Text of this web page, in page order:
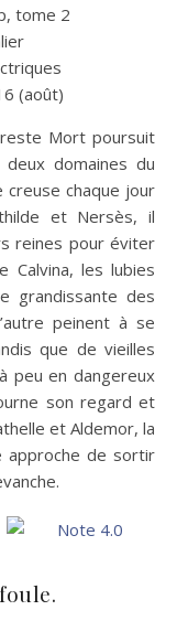
tome 2
(août)
Mort poursuit
domaines du
creuse chaque jour
et Nersès, il
reines pour éviter
les lubies
grandissante des
peinent à se
que de vieilles
peu en dangereux
son regard et
et Aldemor, la
approche de sortir